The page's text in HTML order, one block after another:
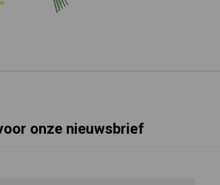
onze nieuwsbrief